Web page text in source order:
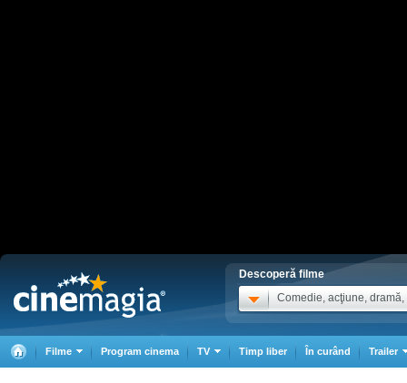
Descoperă filme
Comedie, acţiune, dramă,
Filme Program cinema TV Timp liber În curând Trailer